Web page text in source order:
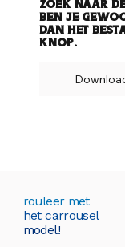
zoek naar
ben je
dan het
knop.
rouleer met
het carrousel
model!